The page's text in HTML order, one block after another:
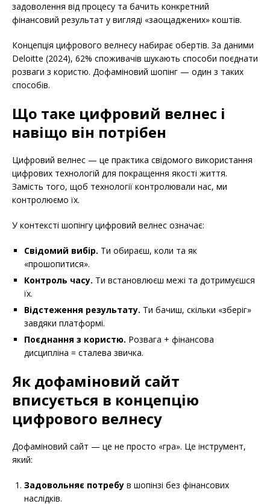
задоволення від процесу та бачить конкретний
фінансовий результат у вигляді «заощаджених» коштів.
Концепція цифрового велнесу набирає обертів. За даними
Deloitte (2024), 62% споживачів шукають способи поєднати
розваги з користю. Дофаміновий шопінг — один з таких
способів.
Що таке цифровий велнес і
навіщо він потрібен
Цифровий велнес — це практика свідомого використання
цифрових технологій для покращення якості життя.
Замість того, щоб технології контролювали нас, ми
контролюємо їх.
У контексті шопінгу цифровий велнес означає:
Свідомий вибір. Ти обираєш, коли та як
«прошопитися».
Контроль часу. Ти встановлюєш межі та дотримуєшся
їх.
Відстеження результату. Ти бачиш, скільки «зберіг»
завдяки платформі.
Поєднання з користю. Розвага + фінансова
дисципліна = сталева звичка.
Як дофаміновий сайт
вписується в концепцію
цифрового велнесу
Дофаміновий сайт — це не просто «гра». Це інструмент,
який:
Задовольняє потребу в шопінзі без фінансових
наслідків.